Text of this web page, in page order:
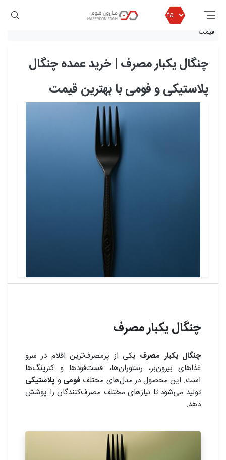
مازرون فوم
چنگال یکبار مصرف | خرید عمده چنگال پلاستیکی و فومی با بهترین
قیمت
چنگال یکبار مصرف | خرید عمده چنگال
پلاستیکی و فومی با بهترین قیمت
چنگال یکبار مصرف
چنگال یکبار مصرف یکی از پرمصرف‌ترین اقلام در سرو
غذاهای بیرون‌بر، رستوران‌ها، فست‌فودها و کترینگ‌ها
است. این محصول در مدل‌های مختلف فومی و پلاستیکی
تولید می‌شود تا نیازهای مختلف مصرف‌کنندگان را پوشش
دهد.